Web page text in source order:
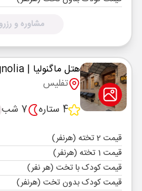
مشاوره و
هتل ماگنولیا | Magnolia
تفلیس
4 ستاره
7 شب
قیمت 2 تخته (هرنفر)
قیمت 1 تخته (هرنفر)
قیمت کودک با تخت (هر نفر)
قیمت کودک بدون تخت (هرنفر)